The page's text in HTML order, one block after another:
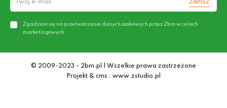
ZAPISZ
Zgadzam się na przetwarzanie danych osobowych przez 2bm w celach
marketingowych.
© 2009-2023 - 2bm.pl | Wszelkie prawa zastrzeżone
Projekt & cms : www.zstudio.pl